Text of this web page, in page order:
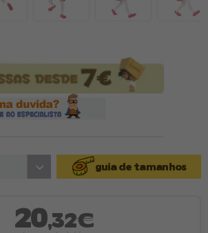
guia de tamanhos
20,32€